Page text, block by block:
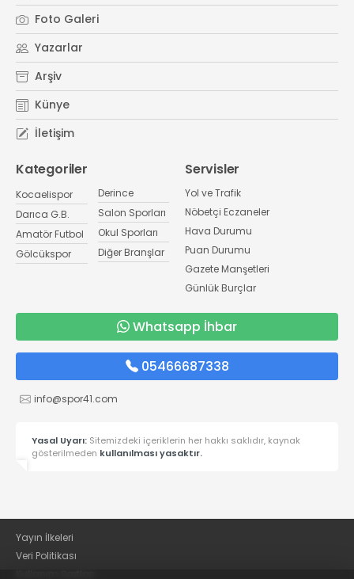
Foto Galeri
Yazarlar
Arşiv
Künye
İletişim
Kategoriler
Kocaelispor
Darıca G.B.
Amatör Futbol
Gölcükspor
Derince
Salon Sporları
Okul Sporları
Diğer Branşlar
Servisler
Yol ve Trafik
Nöbetçi Eczaneler
Hava Durumu
Puan Durumu
Gazete Manşetleri
Günlük Burçlar
Whatsapp İhbar
05466687338
info@spor41.com
Yasal Uyarı: Sitemizdeki içeriklerin her hakkı saklıdır, kaynak
gösterilmeden kullanılması yasaktır.
Yayın İlkeleri
Veri Politikası